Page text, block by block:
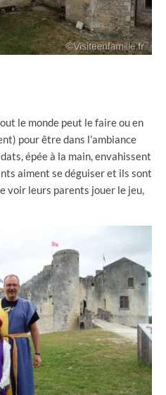
le monde peut le faire ou en
pour être dans l’ambiance
épée à la main, envahissent
aiment se déguiser et ils sont
voir leurs parents jouer le jeu,